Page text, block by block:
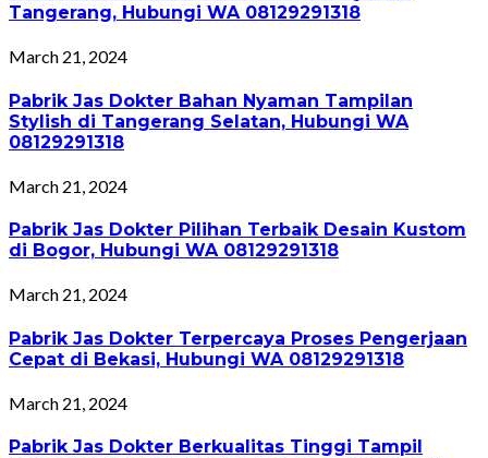
Tangerang, Hubungi WA 08129291318
March 21, 2024
Pabrik Jas Dokter Bahan Nyaman Tampilan
Stylish di Tangerang Selatan, Hubungi WA
08129291318
March 21, 2024
Pabrik Jas Dokter Pilihan Terbaik Desain Kustom
di Bogor, Hubungi WA 08129291318
March 21, 2024
Pabrik Jas Dokter Terpercaya Proses Pengerjaan
Cepat di Bekasi, Hubungi WA 08129291318
March 21, 2024
Pabrik Jas Dokter Berkualitas Tinggi Tampil